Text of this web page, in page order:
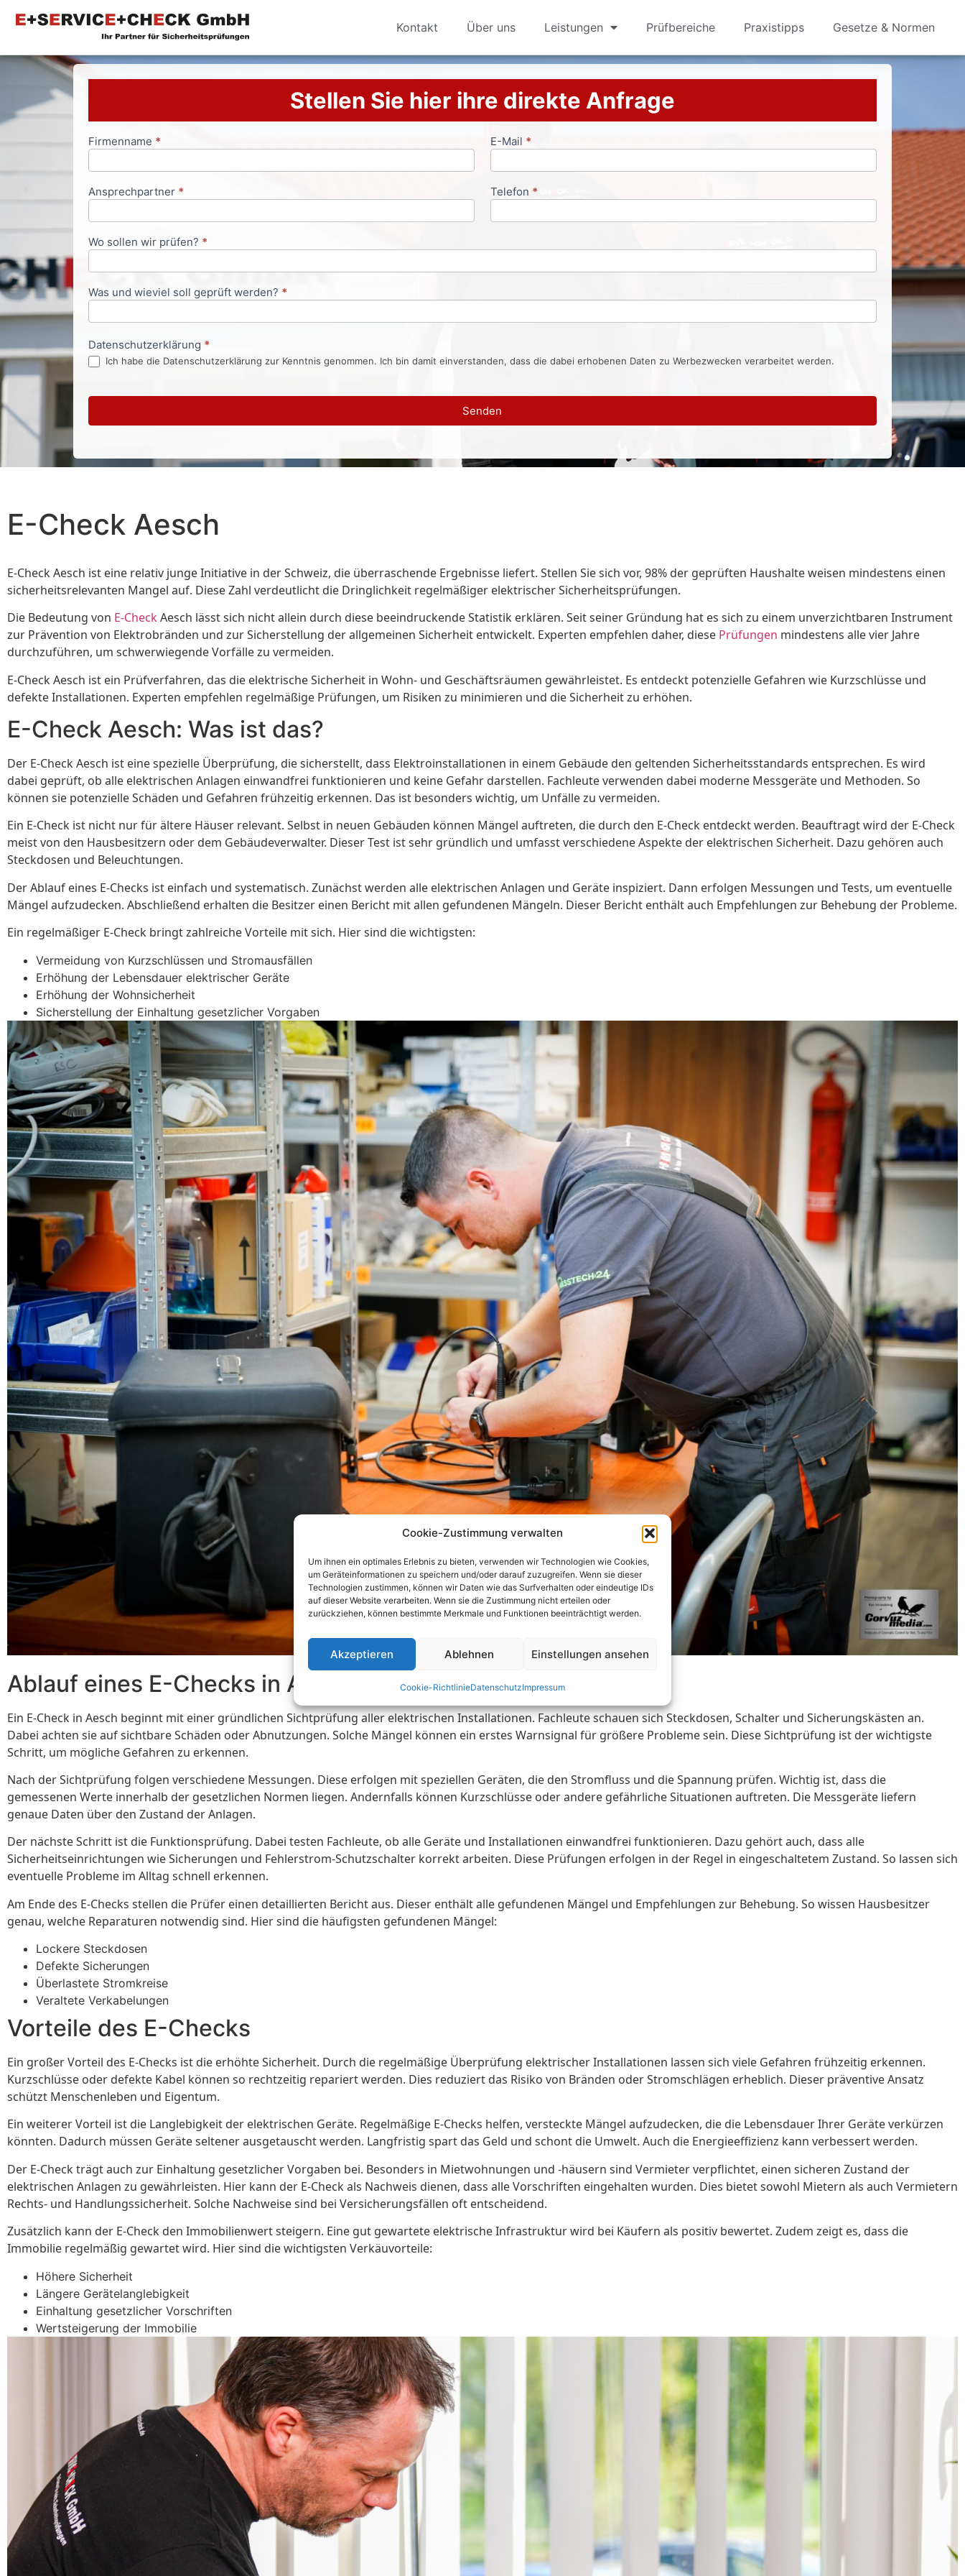
Cookie-Zustimmung verwalten
Um ihnen ein optimales Erlebnis zu bieten, verwenden wir Technologien wie Cookies,
um Geräteinformationen zu speichern und/oder darauf zuzugreifen. Wenn sie dieser
Technologien zustimmen, können wir Daten wie das Surfverhalten oder eindeutige IDs
auf dieser Website verarbeiten. Wenn sie die Zustimmung nicht erteilen oder
zurückziehen, können bestimmte Merkmale und Funktionen beeinträchtigt werden.
Akzeptieren Ablehnen Einstellungen ansehen
Cookie-RichtlinieDatenschutzImpressum
Kontakt Über uns Leistungen Prüfbereiche Praxistipps Gesetze & Normen
Stellen Sie hier ihre direkte Anfrage
Anfrageformular
Firmenname * E-Mail *
Ansprechpartner * Telefon *
Wo sollen wir prüfen? *
Was und wieviel soll geprüft werden? *
Datenschutzerklärung *
Ich habe die Datenschutzerklärung zur Kenntnis genommen. Ich bin damit einverstanden, dass die dabei erhobenen Daten zu Werbezwecken verarbeitet werden.
Senden
E-Check Aesch
E-Check Aesch ist eine relativ junge Initiative in der Schweiz, die überraschende Ergebnisse liefert. Stellen Sie sich vor, 98% der geprüften Haushalte weisen mindestens einen
sicherheitsrelevanten Mangel auf. Diese Zahl verdeutlicht die Dringlichkeit regelmäßiger elektrischer Sicherheitsprüfungen.
Die Bedeutung von E-CheckAesch lässt sich nicht allein durch diese beeindruckende Statistik erklären. Seit seiner Gründung hat es sich zu einem unverzichtbaren Instrument
zur Prävention von Elektrobränden und zur Sicherstellung der allgemeinen Sicherheit entwickelt. Experten empfehlen daher, diese Prüfungen mindestens alle vier Jahre
durchzuführen, um schwerwiegende Vorfälle zu vermeiden.
E-Check Aesch ist ein Prüfverfahren, das die elektrische Sicherheit in Wohn- und Geschäftsräumen gewährleistet. Es entdeckt potenzielle Gefahren wie Kurzschlüsse und
defekte Installationen. Experten empfehlen regelmäßige Prüfungen, um Risiken zu minimieren und die Sicherheit zu erhöhen.
E-Check Aesch: Was ist das?
Der E-Check Aesch ist eine spezielle Überprüfung, die sicherstellt, dass Elektroinstallationen in einem Gebäude den geltenden Sicherheitsstandards entsprechen. Es wird
dabei geprüft, ob alle elektrischen Anlagen einwandfrei funktionieren und keine Gefahr darstellen. Fachleute verwenden dabei moderne Messgeräte und Methoden. So
können sie potenzielle Schäden und Gefahren frühzeitig erkennen. Das ist besonders wichtig, um Unfälle zu vermeiden.
Ein E-Check ist nicht nur für ältere Häuser relevant. Selbst in neuen Gebäuden können Mängel auftreten, die durch den E-Check entdeckt werden. Beauftragt wird der E-Check
meist von den Hausbesitzern oder dem Gebäudeverwalter. Dieser Test ist sehr gründlich und umfasst verschiedene Aspekte der elektrischen Sicherheit. Dazu gehören auch
Steckdosen und Beleuchtungen.
Der Ablauf eines E-Checks ist einfach und systematisch. Zunächst werden alle elektrischen Anlagen und Geräte inspiziert. Dann erfolgen Messungen und Tests, um eventuelle
Mängel aufzudecken. Abschließend erhalten die Besitzer einen Bericht mit allen gefundenen Mängeln. Dieser Bericht enthält auch Empfehlungen zur Behebung der Probleme.
Ein regelmäßiger E-Check bringt zahlreiche Vorteile mit sich. Hier sind die wichtigsten:
Vermeidung von Kurzschlüssen und Stromausfällen
Erhöhung der Lebensdauer elektrischer Geräte
Erhöhung der Wohnsicherheit
Sicherstellung der Einhaltung gesetzlicher Vorgaben
Ablauf eines E-Checks in Aesch
Ein E-Check in Aesch beginnt mit einer gründlichen Sichtprüfung aller elektrischen Installationen. Fachleute schauen sich Steckdosen, Schalter und Sicherungskästen an.
Dabei achten sie auf sichtbare Schäden oder Abnutzungen. Solche Mängel können ein erstes Warnsignal für größere Probleme sein. Diese Sichtprüfung ist der wichtigste
Schritt, um mögliche Gefahren zu erkennen.
Nach der Sichtprüfung folgen verschiedene Messungen. Diese erfolgen mit speziellen Geräten, die den Stromfluss und die Spannung prüfen. Wichtig ist, dass die
gemessenen Werte innerhalb der gesetzlichen Normen liegen. Andernfalls können Kurzschlüsse oder andere gefährliche Situationen auftreten. Die Messgeräte liefern
genaue Daten über den Zustand der Anlagen.
Der nächste Schritt ist die Funktionsprüfung. Dabei testen Fachleute, ob alle Geräte und Installationen einwandfrei funktionieren. Dazu gehört auch, dass alle
Sicherheitseinrichtungen wie Sicherungen und Fehlerstrom-Schutzschalter korrekt arbeiten. Diese Prüfungen erfolgen in der Regel in eingeschaltetem Zustand. So lassen sich
eventuelle Probleme im Alltag schnell erkennen.
Am Ende des E-Checks stellen die Prüfer einen detaillierten Bericht aus. Dieser enthält alle gefundenen Mängel und Empfehlungen zur Behebung. So wissen Hausbesitzer
genau, welche Reparaturen notwendig sind. Hier sind die häufigsten gefundenen Mängel:
Lockere Steckdosen
Defekte Sicherungen
Überlastete Stromkreise
Veraltete Verkabelungen
Vorteile des E-Checks
Ein großer Vorteil des E-Checks ist die erhöhte Sicherheit. Durch die regelmäßige Überprüfung elektrischer Installationen lassen sich viele Gefahren frühzeitig erkennen.
Kurzschlüsse oder defekte Kabel können so rechtzeitig repariert werden. Dies reduziert das Risiko von Bränden oder Stromschlägen erheblich. Dieser präventive Ansatz
schützt Menschenleben und Eigentum.
Ein weiterer Vorteil ist die Langlebigkeit der elektrischen Geräte. Regelmäßige E-Checks helfen, versteckte Mängel aufzudecken, die die Lebensdauer Ihrer Geräte verkürzen
könnten. Dadurch müssen Geräte seltener ausgetauscht werden. Langfristig spart das Geld und schont die Umwelt. Auch die Energieeffizienz kann verbessert werden.
Der E-Check trägt auch zur Einhaltung gesetzlicher Vorgaben bei. Besonders in Mietwohnungen und -häusern sind Vermieter verpflichtet, einen sicheren Zustand der
elektrischen Anlagen zu gewährleisten. Hier kann der E-Check als Nachweis dienen, dass alle Vorschriften eingehalten wurden. Dies bietet sowohl Mietern als auch Vermietern
Rechts- und Handlungssicherheit. Solche Nachweise sind bei Versicherungsfällen oft entscheidend.
Zusätzlich kann der E-Check den Immobilienwert steigern. Eine gut gewartete elektrische Infrastruktur wird bei Käufern als positiv bewertet. Zudem zeigt es, dass die
Immobilie regelmäßig gewartet wird. Hier sind die wichtigsten Verkäuvorteile:
Höhere Sicherheit
Längere Gerätelanglebigkeit
Einhaltung gesetzlicher Vorschriften
Wertsteigerung der Immobilie